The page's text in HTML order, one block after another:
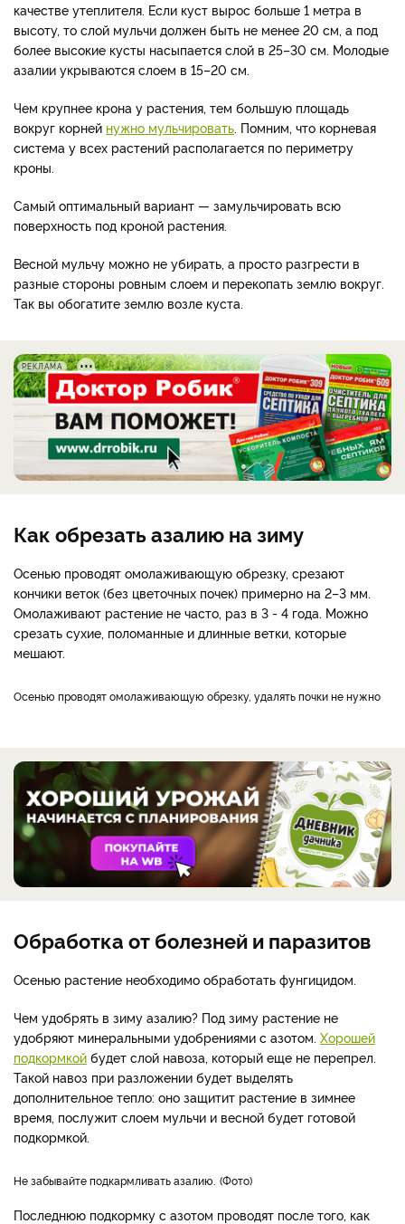
качестве утеплителя. Если куст вырос больше 1 метра в
высоту, то слой мульчи должен быть не менее 20 см, а под
более высокие кусты насыпается слой в 25–30 см. Молодые
азалии укрываются слоем в 15–20 см.
Чем крупнее крона у растения, тем большую площадь
вокруг корней нужно мульчировать. Помним, что корневая
система у всех растений располагается по периметру
кроны.
Самый оптимальный вариант — замульчировать всю
поверхность под кроной растения.
Весной мульчу можно не убирать, а просто разгрести в
разные стороны ровным слоем и перекопать землю вокруг.
Так вы обогатите землю возле куста.
РЕКЛАМА
Как обрезать азалию на зиму
Осенью проводят омолаживающую обрезку, срезают
кончики веток (без цветочных почек) примерно на 2–3 мм.
Омолаживают растение не часто, раз в 3 - 4 года. Можно
срезать сухие, поломанные и длинные ветки, которые
мешают.
Осенью проводят омолаживающую обрезку, удалять почки не нужно
Обработка от болезней и паразитов
Осенью растение необходимо обработать фунгицидом.
Чем удобрять в зиму азалию? Под зиму растение не
удобряют минеральными удобрениями с азотом. Хорошей
подкормкой будет слой навоза, который еще не перепрел.
Такой навоз при разложении будет выделять
дополнительное тепло: оно защитит растение в зимнее
время, послужит слоем мульчи и весной будет готовой
подкормкой.
Не забывайте подкармливать азалию. Фото
Последнюю подкормку с азотом проводят после того, как